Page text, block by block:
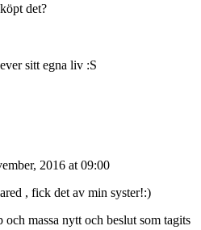
det?
sitt egna liv :S
2016 at 09:00
, fick det av min syster!:)
massa nytt och beslut som tagits